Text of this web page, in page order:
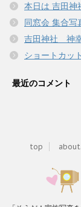
本日は 吉田神
同窓会 集合写
吉田神社 神
ショートカッ
最近のコメント
top